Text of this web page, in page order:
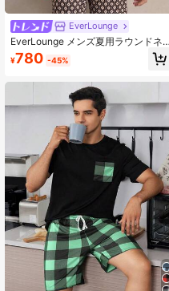
EverLounge
EverLounge メンズ夏用ラウンドネ
ックプリントプルオーバー半袖ショ
ーツルームウェアセット
¥780 -45%